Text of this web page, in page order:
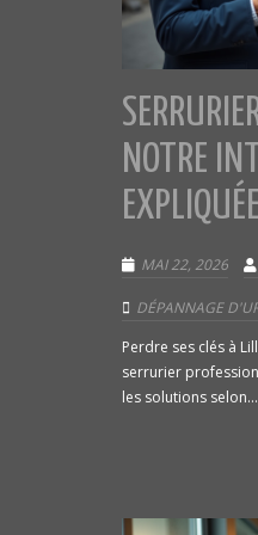
NOTRE
EXPLIQUÉE
MAI 22, 2026
DÉPANNAGE
Perdre ses clés à
serrurier
les solutions selon...